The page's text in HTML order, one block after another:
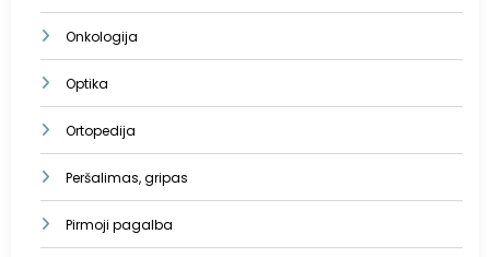
Onkologija
Optika
Ortopedija
Peršalimas, gripas
Pirmoji pagalba